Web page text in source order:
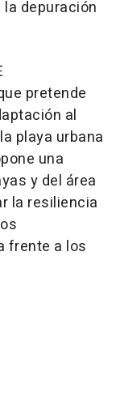
depuración
pretende
al
playa urbana
una
y del área
la resiliencia
frente a los